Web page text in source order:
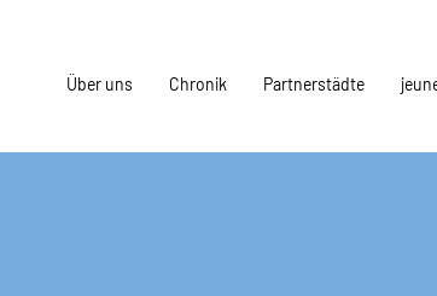
Über uns Chronik Partnerstädte